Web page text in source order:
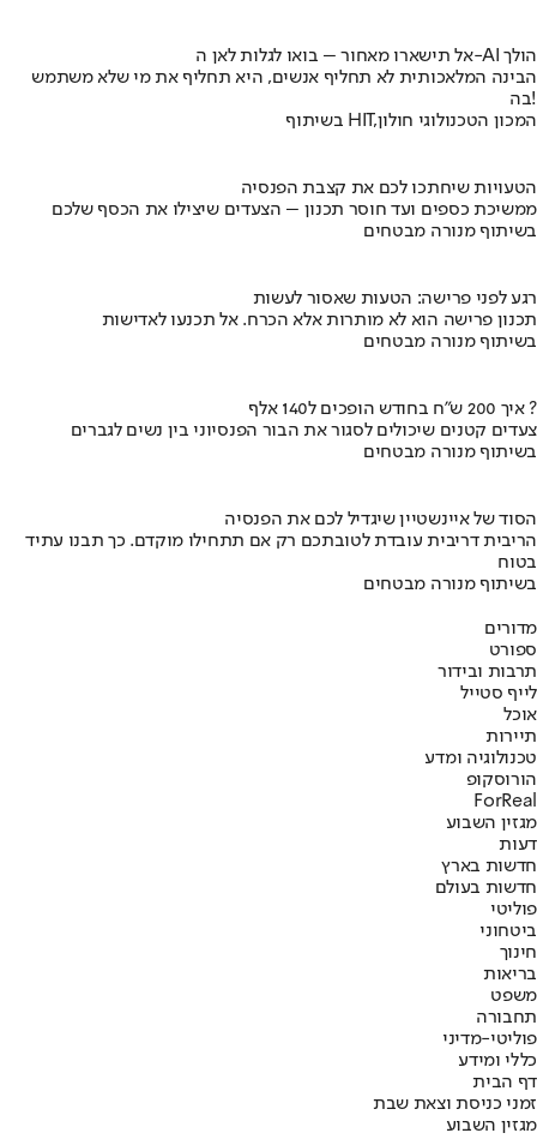
אל תישארו מאחור – בואו לגלות לאן ה-AI הולך
הבינה המלאכותית לא תחליף אנשים, היא תחליף את מי שלא משתמש
בה!
בשיתוף HIT,המכון הטכנולוגי חולון
הטעויות שיחתכו לכם את קצבת הפנסיה
ממשיכת כספים ועד חוסר תכנון – הצעדים שיצילו את הכסף שלכם
בשיתוף מנורה מבטחים
רגע לפני פרישה: הטעות שאסור לעשות
תכנון פרישה הוא לא מותרות אלא הכרח. אל תכנעו לאדישות
בשיתוף מנורה מבטחים
איך 200 ש"ח בחודש הופכים ל140 אלף ?
צעדים קטנים שיכולים לסגור את הבור הפנסיוני בין נשים לגברים
בשיתוף מנורה מבטחים
הסוד של איינשטיין שיגדיל לכם את הפנסיה
הריבית דריבית עובדת לטובתכם רק אם תתחילו מוקדם. כך תבנו עתיד
בטוח
בשיתוף מנורה מבטחים
מדורים
ספורט
תרבות ובידור
לייף סטייל
אוכל
תיירות
טכנולוגיה ומדע
הורוסקופ
ForReal
מגזין השבוע
דעות
חדשות בארץ
חדשות בעולם
פוליטי
ביטחוני
חינוך
בריאות
משפט
תחבורה
פוליטי-מדיני
כללי ומידע
דף הבית
זמני כניסת וצאת שבת
מגזין השבוע